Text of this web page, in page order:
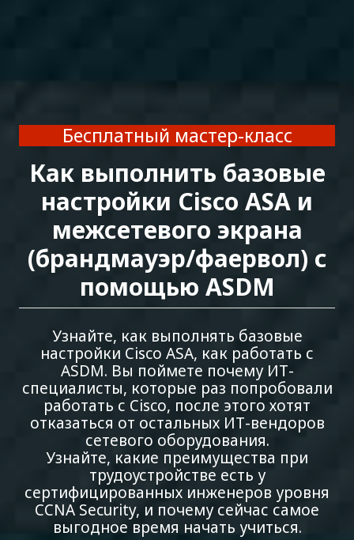
Бесплатный мастер-класс
Как выполнить базовые
настройки Cisco ASA и
межсетевого экрана
(брандмауэр/фаервол) с
помощью ASDM
Узнайте, как выполнять базовые
настройки Cisco ASA, как работать с
ASDM. Вы поймете почему ИТ-
специалисты, которые раз попробовали
работать с Cisco, после этого хотят
отказаться от остальных ИТ-вендоров
сетевого оборудования.
Узнайте, какие преимущества при
трудоустройстве есть у
сертифицированных инженеров уровня
CCNA Security, и почему сейчас самое
выгодное время начать учиться.